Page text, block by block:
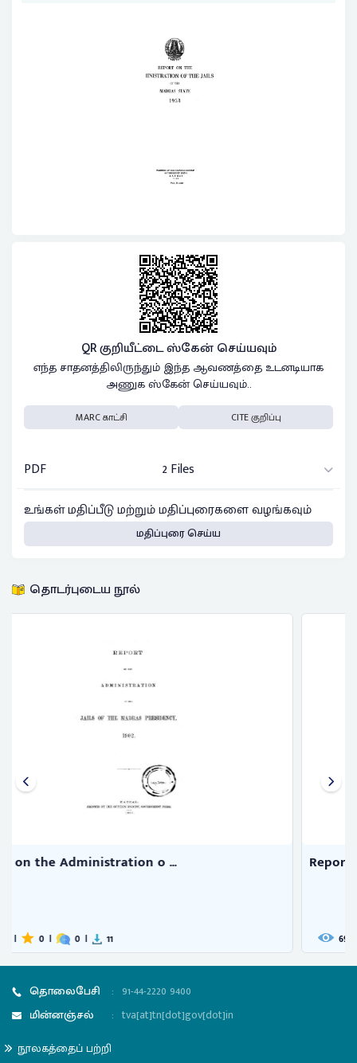
QR குறியீட்டை ஸ்கேன் செய்யவும்
எந்த சாதனத்திலிருந்தும் இந்த ஆவணத்தை உடனடியாக
அணுக ஸ்கேன் செய்யவும்..
MARC காட்சி CITE குறிப்பு
PDF
2 Files
உங்கள் மதிப்பீடு மற்றும் மதிப்புரைகளை வழங்கவும்
மதிப்புரை செய்ய
தொடர்புடைய நூல்
Report on the Administration o ...
695 | 0 |
தொலைபேசி : 91-44-2220 9400
மின்னஞ்சல்
: tva[at]tn[dot]gov[dot]in
நூலகத்தைப் பற்றி